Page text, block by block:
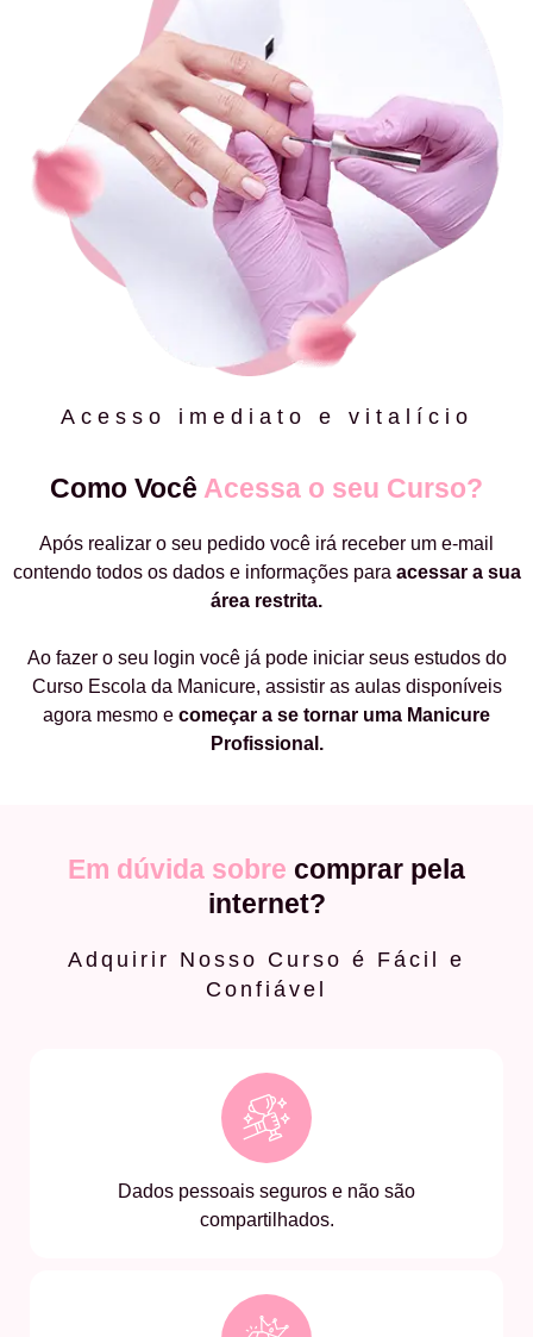
Acesso imediato e vitalício
Como Você Acessa o seu Curso?
Após realizar o seu pedido você irá receber um e-mail
contendo todos os dados e informações para acessar a sua
área restrita.
Ao fazer o seu login você já pode iniciar seus estudos do
Curso Escola da Manicure, assistir as aulas disponíveis
agora mesmo e começar a se tornar uma Manicure
Profissional.
Em dúvida sobre comprar pela
internet?
Adquirir Nosso Curso é Fácil e
Confiável
Dados pessoais seguros e não são
compartilhados.